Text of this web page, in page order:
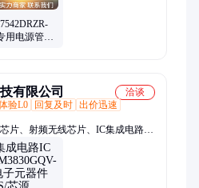
放大器、op490gsz通用运放、
通用运放
用电源管理
有限公司
洽谈
验L0 回复及时 出价迅速
片、射频无线芯片、IC集成电路、
、传感器、继电器